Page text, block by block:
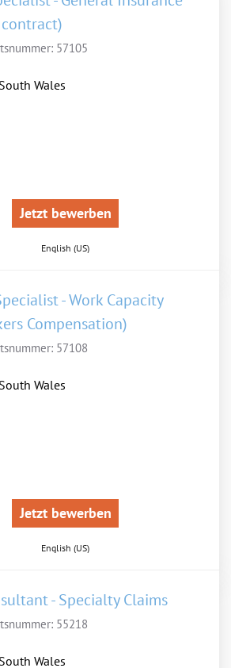
57105
Wales
Jetzt bewerben
English (US)
- Work Capacity
Compensation)
57108
Wales
Jetzt bewerben
English (US)
- Specialty Claims
55218
Wales